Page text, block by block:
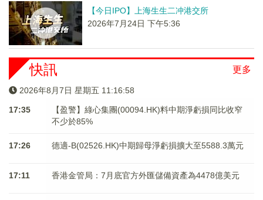
【今日IPO】上海生生二冲港交所
2026年7月24日 下午5:36
更多
快訊
2026年8月7日 星期五 11:16:58
17:35
【盈警】綠心集團(00094.HK)料中期淨虧損同比收窄
不少於85%
17:26 德適-B(02526.HK)中期歸母淨虧損擴大至5588.3萬元
17:11 香港金管局：7月底官方外匯儲備資產為4478億美元